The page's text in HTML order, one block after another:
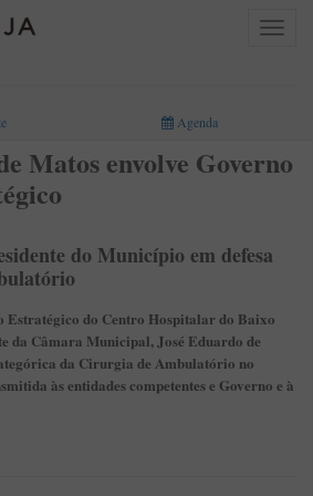
Toggle
Agenda
Matos envolve Governo
do Município em defesa
Estratégico do Centro Hospitalar do Baixo
da Câmara Municipal, José Eduardo de
da Cirurgia de Ambulatório no
às entidades competentes e Governo e à